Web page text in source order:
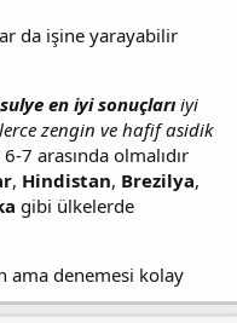
da işine yarayabilir
en iyi sonuçlarıiyi
zengin ve hafif asidik
7 arasında olmalıdır
, Hindistan, Brezilya,
gibi ülkelerde
ama denemesi kolay